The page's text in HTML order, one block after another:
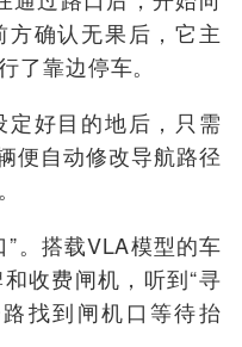
确认无果后，它主
了靠边停车。
定好目的地后，只需
便自动修改导航路径
。搭载VLA模型的车
收费闸机，听到“寻
找到闸机口等待抬